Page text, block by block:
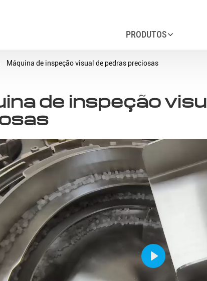
PRODUTOS
Máquina de inspeção visual de pedras preciosas
de inspeção
Play